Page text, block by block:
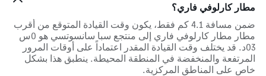
مطار كارلوفي فاري؟
ضمن مسافة 4.1 كم فقط، يكون وقت القيادة المتوقع من أقرب
مطار مطار كارلوفي فاري إلى منتجع سبا سانسوتسي هو 0س
03د. قد يختلف وقت القيادة المقدر اعتماداً على أوقات المرور
المرتفعة والمنخفضة في المنطقة المحيطة. ينطبق هذا بشكل
خاص على المناطق المركزية.